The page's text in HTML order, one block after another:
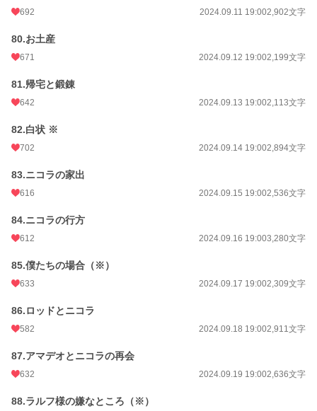
692 2024.09.11 19:002,902文字
80.お土産
671 2024.09.12 19:002,199文字
81.帰宅と鍛錬
642 2024.09.13 19:002,113文字
82.白状 ※
702 2024.09.14 19:002,894文字
83.ニコラの家出
616 2024.09.15 19:002,536文字
84.ニコラの行方
612 2024.09.16 19:003,280文字
85.僕たちの場合（※）
633 2024.09.17 19:002,309文字
86.ロッドとニコラ
582 2024.09.18 19:002,911文字
87.アマデオとニコラの再会
632 2024.09.19 19:002,636文字
88.ラルフ様の嫌なところ（※）